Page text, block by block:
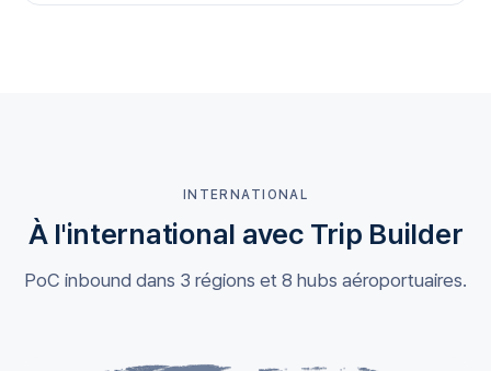
INTERNATIONAL
À l'international avec Trip Builder
PoC inbound dans 3 régions et 8 hubs aéroportuaires.